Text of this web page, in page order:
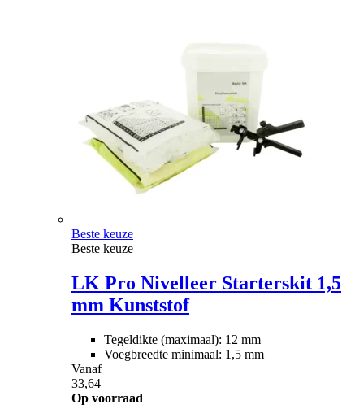
Beste keuze
Beste keuze
LK Pro Nivelleer Starterskit 1,5
mm Kunststof
Tegeldikte (maximaal): 12 mm
Voegbreedte minimaal: 1,5 mm
Vanaf
33,64
Op voorraad